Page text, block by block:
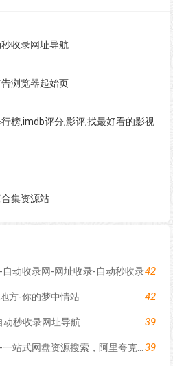
收录网址导航
浏览器起始页
榜,imdb评分,影评,找最好看的影视
合集资源站
动收录网-网址收录-自动秒收录42
方-你的梦中情站 42
动秒收录网址导航 39
爱搜-网盘资源搜索-一站式网盘资源搜索，阿里夸克百度迅雷UC全聚合39